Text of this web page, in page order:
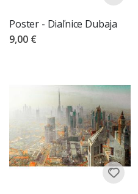
Poster - Diaľnice Dubaja
9,00 €